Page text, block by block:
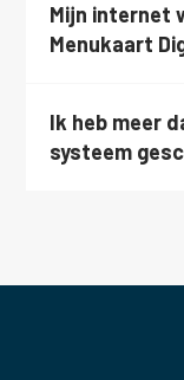
Mijn internet
Menukaart
Ik heb meer
systeem